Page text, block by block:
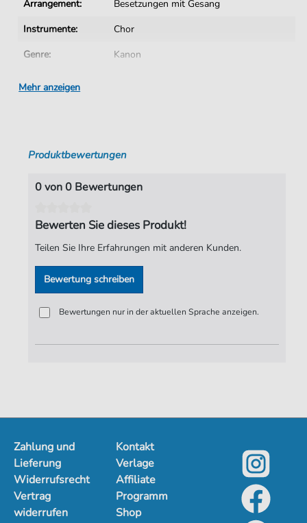
Arrangement:
Besetzungen mit Gesang
Instrumente:
Chor
Genre:
Kanon
Chor:
Autoren:
Gebhardi
Seiten:
1
Verlag:
Jürgen Knuth
Mehr anzeigen
Produktbewertungen
0 von 0 Bewertungen
Bewerten Sie dieses Produkt!
Teilen Sie Ihre Erfahrungen mit anderen Kunden.
Bewertung schreiben
Bewertungen nur in der aktuellen Sprache anzeigen.
Zahlung und
Lieferung
Widerrufsrecht
Vertrag
widerrufen
Kontakt
Verlage
Affiliate
Programm
Shop